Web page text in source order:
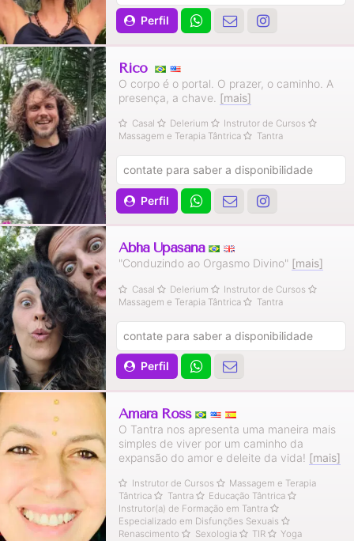
Perfil
Rico
O corpo é o portal. O prazer, o caminho. A
presença, a chave. [mais]
Casal Delerium
Instrutor de Cursos
Massagem e Terapia Tântrica
Tantra
Perfil
contate para saber a disponibilidade
Abha Upasana
"Conduzindo ao Orgasmo Divino" [mais]
Casal Delerium
Instrutor de Cursos
Massagem e Terapia Tântrica
Tantra
Perfil
contate para saber a disponibilidade
Amara Ross
O Tantra nos apresenta uma maneira mais
simples de viver por um caminho da
expansão do amor e deleite da vida! [mais]
Instrutor de Cursos
Massagem e Terapia
Tântrica
Tantra
Educação Tântrica
Instrutor(a) de Formação em Tantra
Especializado em Disfunções Sexuais
Renascimento
Sexologia TIR Yoga